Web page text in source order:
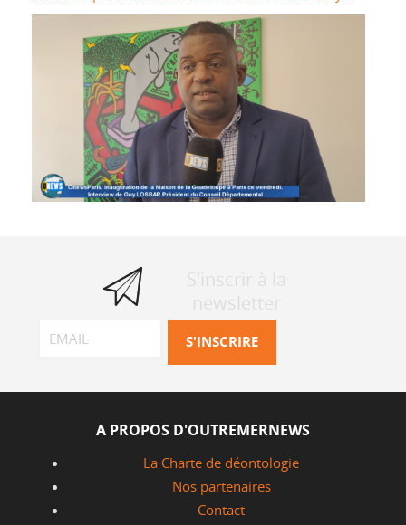
LOSBAR Président du Conseil Départemental
A PROPOS D'OUTREMERNEWS
La Charte de déontologie
Nos partenaires
Contact